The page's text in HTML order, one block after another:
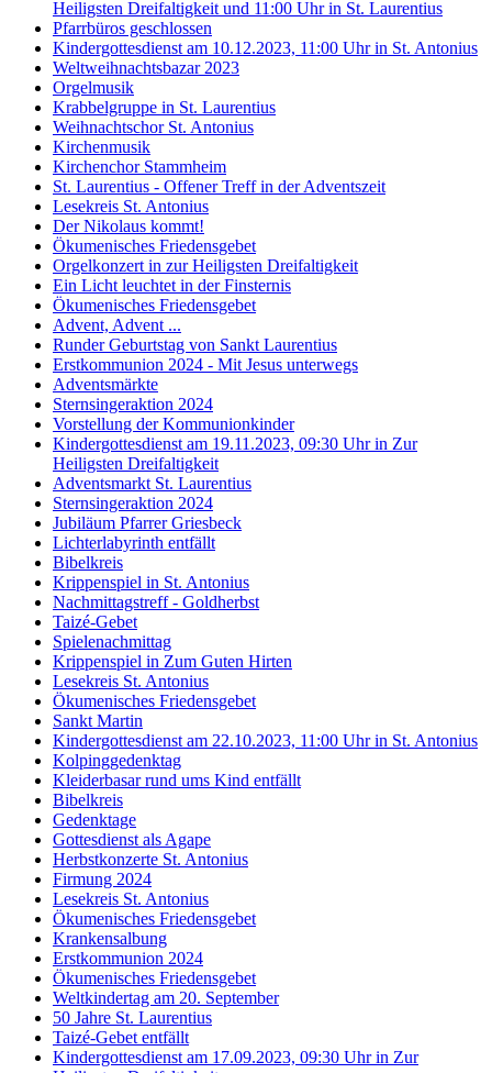
Heiligsten Dreifaltigkeit und 11:00 Uhr in St. Laurentius
Pfarrbüros geschlossen
Kindergottesdienst am 10.12.2023, 11:00 Uhr in St. Antonius
Weltweihnachtsbazar 2023
Orgelmusik
Krabbelgruppe in St. Laurentius
Weihnachtschor St. Antonius
Kirchenmusik
Kirchenchor Stammheim
St. Laurentius - Offener Treff in der Adventszeit
Lesekreis St. Antonius
Der Nikolaus kommt!
Ökumenisches Friedensgebet
Orgelkonzert in zur Heiligsten Dreifaltigkeit
Ein Licht leuchtet in der Finsternis
Ökumenisches Friedensgebet
Advent, Advent ...
Runder Geburtstag von Sankt Laurentius
Erstkommunion 2024 - Mit Jesus unterwegs
Adventsmärkte
Sternsingeraktion 2024
Vorstellung der Kommunionkinder
Kindergottesdienst am 19.11.2023, 09:30 Uhr in Zur
Heiligsten Dreifaltigkeit
Adventsmarkt St. Laurentius
Sternsingeraktion 2024
Jubiläum Pfarrer Griesbeck
Lichterlabyrinth entfällt
Bibelkreis
Krippenspiel in St. Antonius
Nachmittagstreff - Goldherbst
Taizé-Gebet
Spielenachmittag
Krippenspiel in Zum Guten Hirten
Lesekreis St. Antonius
Ökumenisches Friedensgebet
Sankt Martin
Kindergottesdienst am 22.10.2023, 11:00 Uhr in St. Antonius
Kolpinggedenktag
Kleiderbasar rund ums Kind entfällt
Bibelkreis
Gedenktage
Gottesdienst als Agape
Herbstkonzerte St. Antonius
Firmung 2024
Lesekreis St. Antonius
Ökumenisches Friedensgebet
Krankensalbung
Erstkommunion 2024
Ökumenisches Friedensgebet
Weltkindertag am 20. September
50 Jahre St. Laurentius
Taizé-Gebet entfällt
Kindergottesdienst am 17.09.2023, 09:30 Uhr in Zur